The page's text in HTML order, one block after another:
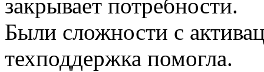
закрывает потребности.
Были сложности с
техподдержка помогла.